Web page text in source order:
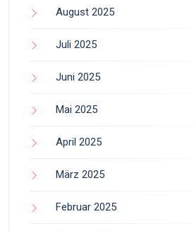
August 2025
Juli 2025
Juni 2025
Mai 2025
April 2025
März 2025
Februar 2025